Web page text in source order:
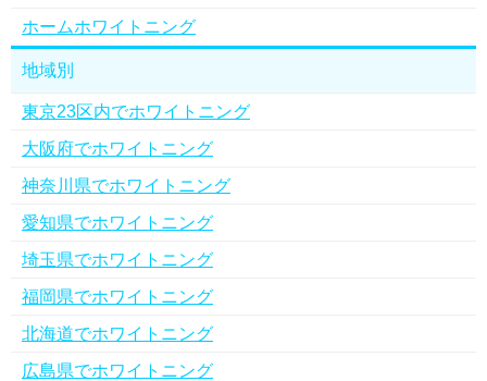
ホームホワイトニング
地域別
東京23区内でホワイトニング
大阪府でホワイトニング
神奈川県でホワイトニング
愛知県でホワイトニング
埼玉県でホワイトニング
福岡県でホワイトニング
北海道でホワイトニング
広島県でホワイトニング